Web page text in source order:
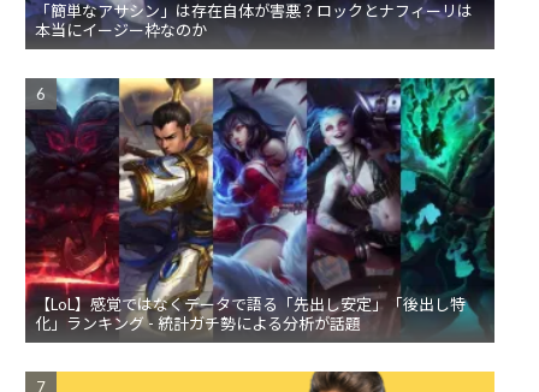
「簡単なアサシン」は存在自体が害悪？ロックとナフィーリは
本当にイージー枠なのか
【LoL】感覚ではなくデータで語る「先出し安定」「後出し特
化」ランキング - 統計ガチ勢による分析が話題